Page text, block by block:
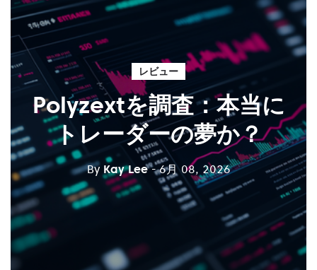
レビュー
Polyzextを調査：本当に
トレーダーの夢か？
By Kay Lee - 6月 08, 2026